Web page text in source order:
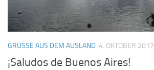
GRÜSSE AUS DEM AUSLAND 4. OKTOBER 2017
¡Saludos de Buenos Aires!